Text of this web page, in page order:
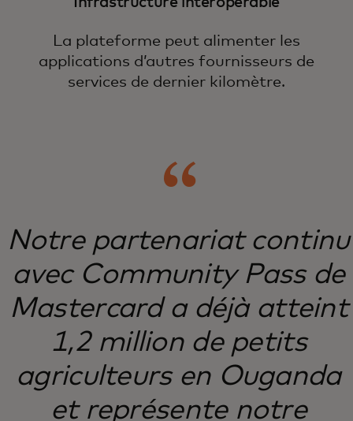
La plateforme peut alimenter les
applications d’autres fournisseurs de
services de dernier kilomètre.
Notre partenariat continu
avec Community Pass de
Mastercard a déjà atteint
1,2 million de petits
agriculteurs en Ouganda
et représente notre